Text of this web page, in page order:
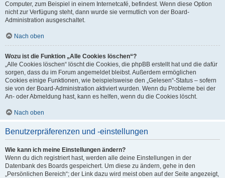
Computer, zum Beispiel in einem Internetcafé, befindest. Wenn diese Option
nicht zur Verfügung steht, dann wurde sie vermutlich von der Board-
Administration ausgeschaltet.
Nach oben
Wozu ist die Funktion „Alle Cookies löschen“?
„Alle Cookies löschen“ löscht die Cookies, die phpBB erstellt hat und die dafür
sorgen, dass du im Forum angemeldet bleibst. Außerdem ermöglichen
Cookies einige Funktionen, wie beispielsweise den „Gelesen“-Status – sofern
sie von der Board-Administration aktiviert wurden. Wenn du Probleme bei der
An- oder Abmeldung hast, kann es helfen, wenn du die Cookies löscht.
Nach oben
Benutzerpräferenzen und -einstellungen
Wie kann ich meine Einstellungen ändern?
Wenn du dich registriert hast, werden alle deine Einstellungen in der
Datenbank des Boards gespeichert. Um diese zu ändern, gehe in den
„Persönlichen Bereich“; der Link dazu wird meist oben auf der Seite angezeigt,